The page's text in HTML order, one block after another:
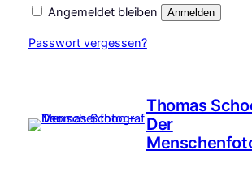
Angemeldet bleiben Anmelden
Passwort vergessen?
Thomas
Der